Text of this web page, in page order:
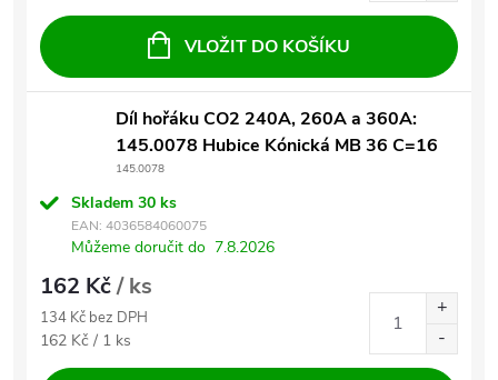
VLOŽIT DO KOŠÍKU
Díl hořáku CO2 240A, 260A a 360A:
145.0078 Hubice Kónická MB 36 C=16
145.0078
Skladem 30 ks
EAN: 4036584060075
Můžeme doručit do 7.8.2026
162 Kč/ ks
134 Kč bez DPH
Měrná cena:
162 Kč / 1 ks